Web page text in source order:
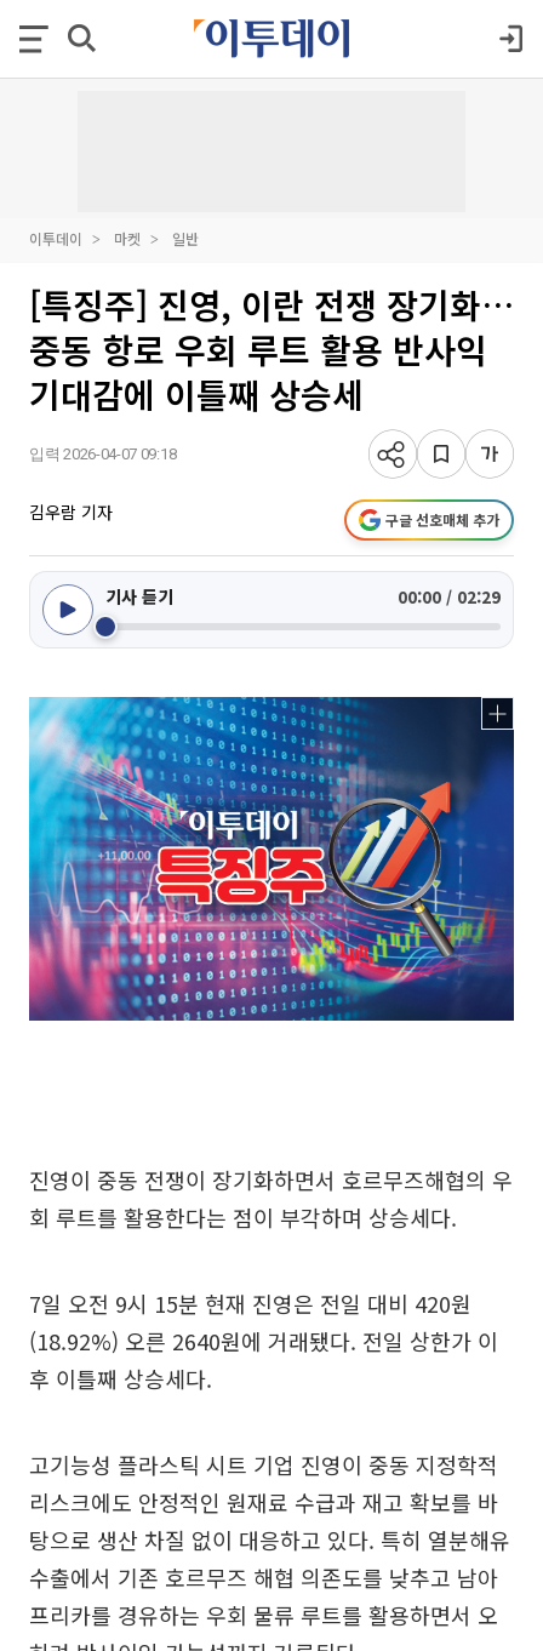
이투데이 마켓 일반
[특징주] 진영, 이란 전쟁 장기화…
중동 항로 우회 루트 활용 반사익
기대감에 이틀째 상승세
입력 2026-04-07 09:18
김우람 기자 구글 선호매체 추가
기사 듣기 00:00 / 02:29
진영이 중동 전쟁이 장기화하면서 호르무즈해협의 우
회 루트를 활용한다는 점이 부각하며 상승세다.
7일 오전 9시 15분 현재 진영은 전일 대비 420원
(18.92%) 오른 2640원에 거래됐다. 전일 상한가 이
후 이틀째 상승세다.
고기능성 플라스틱 시트 기업 진영이 중동 지정학적
리스크에도 안정적인 원재료 수급과 재고 확보를 바
탕으로 생산 차질 없이 대응하고 있다. 특히 열분해유
수출에서 기존 호르무즈 해협 의존도를 낮추고 남아
프리카를 경유하는 우회 물류 루트를 활용하면서 오